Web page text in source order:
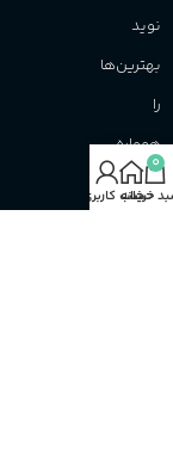
نوید
بهترین‌ها
را
همواره
به
0
خریدخانه
حساب کاربری من